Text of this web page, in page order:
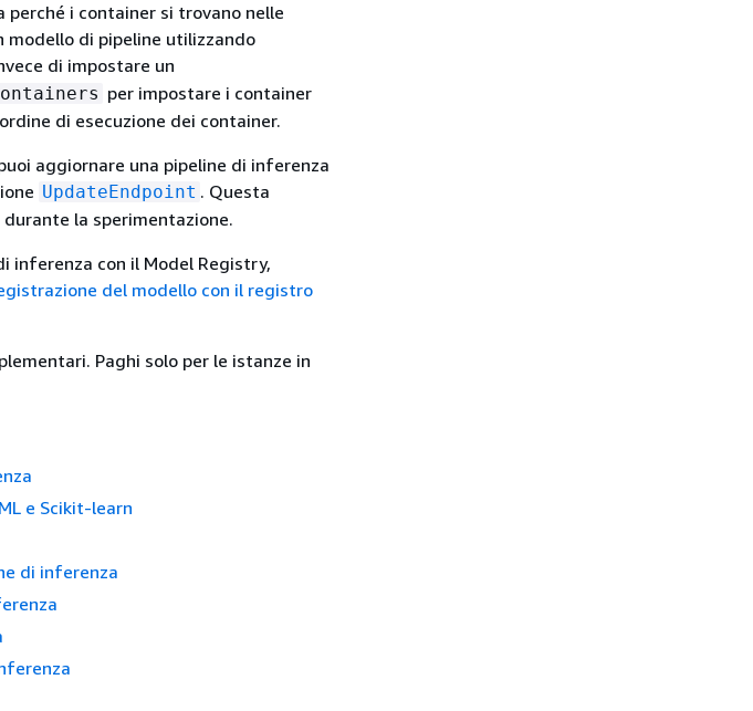
i container si trovano nelle
modello di pipeline utilizzando
di impostare un
per impostare i container
di esecuzione dei container.
aggiornare una pipeline di inferenza
UpdateEndpoint . Questa
la sperimentazione.
inferenza con il Model Registry,
del modello con il registro
Paghi solo per le istanze in
e Scikit-learn
di inferenza